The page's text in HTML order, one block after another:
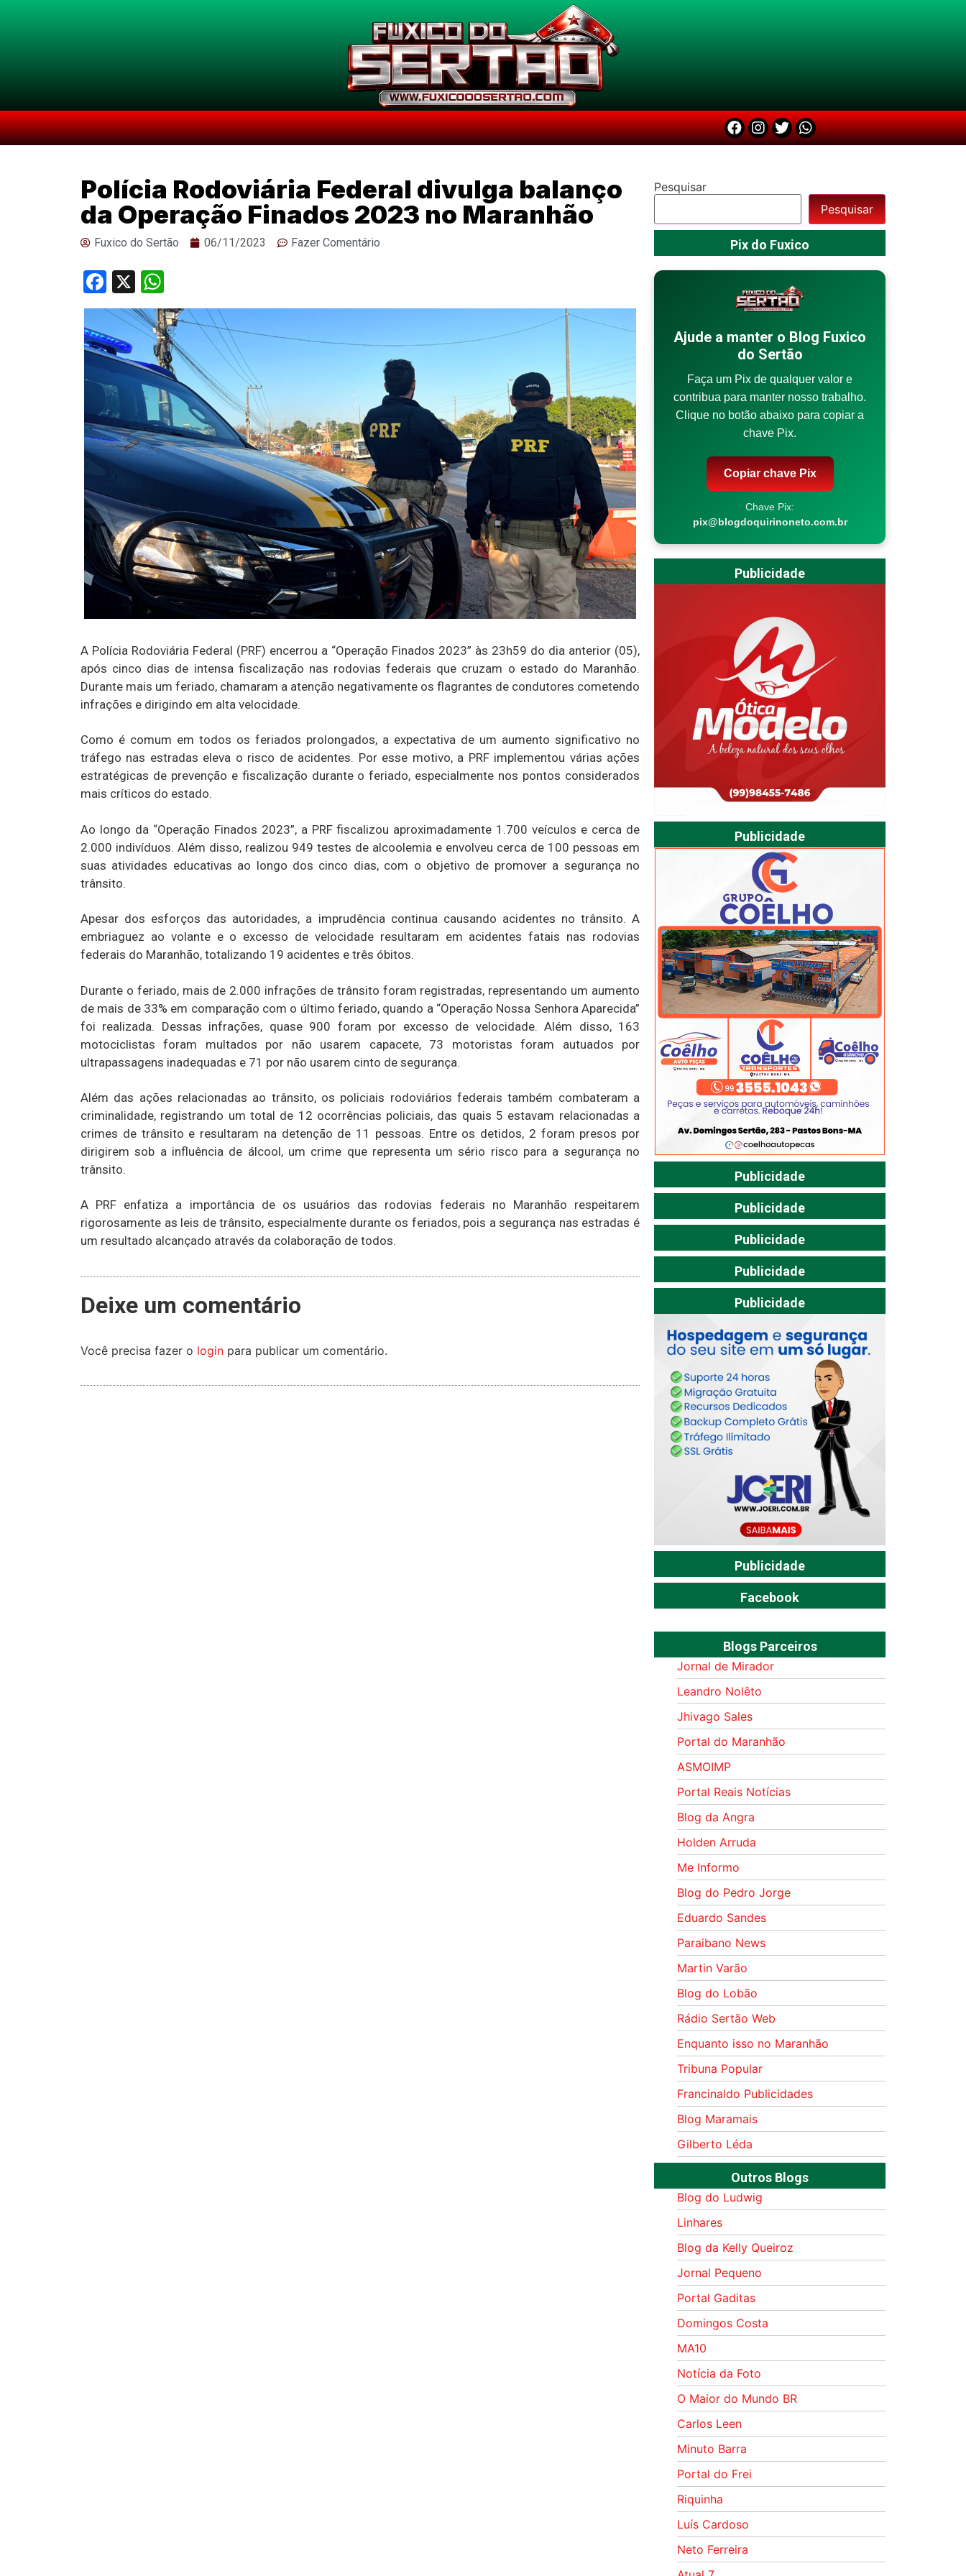
Polícia Rodoviária Federal divulga balanço
da Operação Finados 2023 no Maranhão
Fuxico do Sertão 06/11/2023 Fazer Comentário
Facebook
X
A Polícia Rodoviária Federal (PRF) encerrou a “Operação Finados 2023” às 23h59 do dia anterior (05),
após cinco dias de intensa fiscalização nas rodovias federais que cruzam o estado do Maranhão.
Durante mais um feriado, chamaram a atenção negativamente os flagrantes de condutores cometendo
infrações e dirigindo em alta velocidade.
Como é comum em todos os feriados prolongados, a expectativa de um aumento significativo no
tráfego nas estradas eleva o risco de acidentes. Por esse motivo, a PRF implementou várias ações
estratégicas de prevenção e fiscalização durante o feriado, especialmente nos pontos considerados
mais críticos do estado.
Ao longo da “Operação Finados 2023”, a PRF fiscalizou aproximadamente 1.700 veículos e cerca de
2.000 indivíduos. Além disso, realizou 949 testes de alcoolemia e envolveu cerca de 100 pessoas em
suas atividades educativas ao longo dos cinco dias, com o objetivo de promover a segurança no
trânsito.
Apesar dos esforços das autoridades, a imprudência continua causando acidentes no trânsito. A
embriaguez ao volante e o excesso de velocidade resultaram em acidentes fatais nas rodovias
federais do Maranhão, totalizando 19 acidentes e três óbitos.
Durante o feriado, mais de 2.000 infrações de trânsito foram registradas, representando um aumento
de mais de 33% em comparação com o último feriado, quando a “Operação Nossa Senhora Aparecida”
foi realizada. Dessas infrações, quase 900 foram por excesso de velocidade. Além disso, 163
motociclistas foram multados por não usarem capacete, 73 motoristas foram autuados por
ultrapassagens inadequadas e 71 por não usarem cinto de segurança.
Além das ações relacionadas ao trânsito, os policiais rodoviários federais também combateram a
criminalidade, registrando um total de 12 ocorrências policiais, das quais 5 estavam relacionadas a
crimes de trânsito e resultaram na detenção de 11 pessoas. Entre os detidos, 2 foram presos por
dirigirem sob a influência de álcool, um crime que representa um sério risco para a segurança no
trânsito.
A PRF enfatiza a importância de os usuários das rodovias federais no Maranhão respeitarem
rigorosamente as leis de trânsito, especialmente durante os feriados, pois a segurança nas estradas é
um resultado alcançado através da colaboração de todos.
Deixe um comentário
Você precisa fazer o login para publicar um comentário.
Pesquisar
Pesquisar
Pix do Fuxico
Ajude a manter o Blog Fuxico
do Sertão
Faça um Pix de qualquer valor e
contribua para manter nosso trabalho.
Clique no botão abaixo para copiar a
chave Pix.
Copiar chave Pix
Chave Pix:
pix@blogdoquirinoneto.com.br
Publicidade
Publicidade
Publicidade
Publicidade
Publicidade
Publicidade
Publicidade
Publicidade
Facebook
Blogs Parceiros
Jornal de Mirador
Leandro Nolêto
Jhivago Sales
Portal do Maranhão
ASMOIMP
Portal Reais Notí­cias
Blog da Angra
Holden Arruda
Me Informo
Blog do Pedro Jorge
Eduardo Sandes
Paraibano News
Martin Varão
Blog do Lobão
Rádio Sertão Web
Enquanto isso no Maranhão
Tribuna Popular
Francinaldo Publicidades
Blog Maramais
Gilberto Léda
Outros Blogs
Blog do Ludwig
Linhares
Blog da Kelly Queiroz
Jornal Pequeno
Portal Gaditas
Domingos Costa
MA10
Notícia da Foto
O Maior do Mundo BR
Carlos Leen
Minuto Barra
Portal do Frei
Riquinha
Luís Cardoso
Neto Ferreira